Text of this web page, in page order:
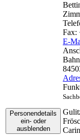
Fax:
E-
Personendetails
ein- oder
ausblenden